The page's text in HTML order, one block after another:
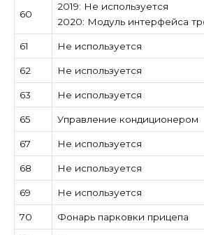
60
2019: Не используется
2020: Модуль интерфейса
61 Не используется
62 Не используется
63 Не используется
65 Управление кондиционером
67 Не используется
68 Не используется
69 Не используется
70 Фонарь парковки прицепа